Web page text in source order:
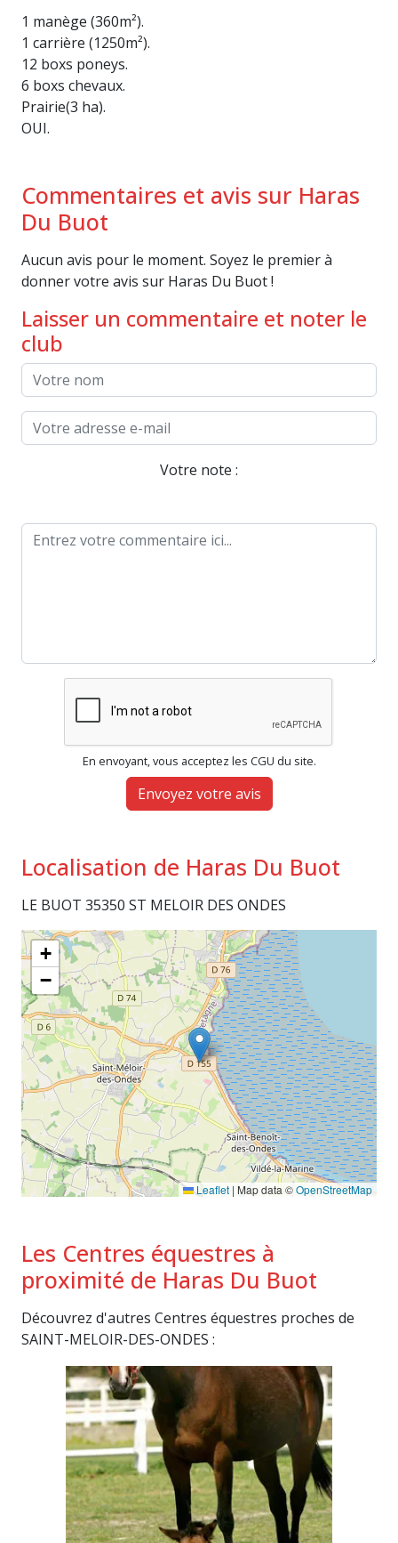
1 manège (360m²).
1 carrière (1250m²).
12 boxs poneys.
6 boxs chevaux.
Prairie(3 ha).
OUI.
Commentaires et avis sur Haras
Du Buot
Aucun avis pour le moment. Soyez le premier à
donner votre avis sur Haras Du Buot !
Laisser un commentaire et noter le
club
Votre note :
En envoyant, vous acceptez les CGU du site.
Envoyez votre avis
Localisation de Haras Du Buot
LE BUOT 35350 ST MELOIR DES ONDES
+
−
Leaflet | Map data ©OpenStreetMap
Les Centres équestres à
proximité de Haras Du Buot
Découvrez d'autres Centres équestres proches de
SAINT-MELOIR-DES-ONDES :